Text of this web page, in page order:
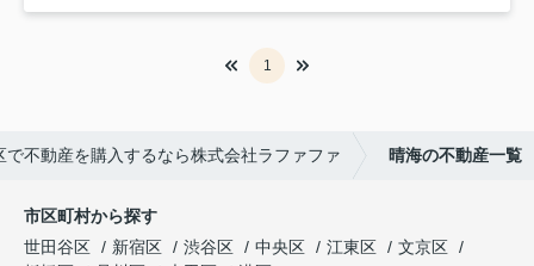
1
で不動産を購入するなら株式会社ラファファ 晴海の不動産一覧
市区町村から探す
世田谷区
新宿区 渋谷区 中央区 江東区
文京区